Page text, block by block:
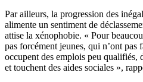
Par ailleurs, la progression des
alimente un sentiment de
attise la xénophobie. « Pour
pas forcément jeunes, qui n’ont pas
occupent des emplois peu qualifiés,
et touchent des aides sociales »,